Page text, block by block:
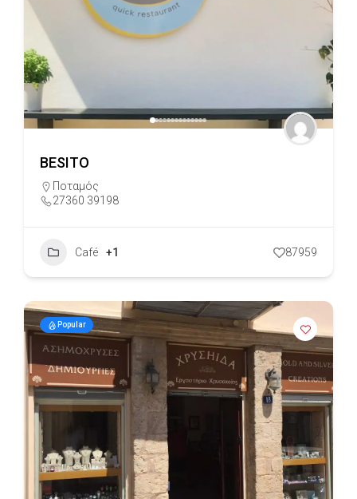
BESITO
Ποταμός
27360 39198
Café +1 87959
Popular